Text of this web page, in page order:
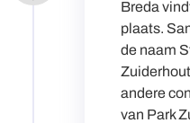
Breda
plaats.
de naam
andere
van Park